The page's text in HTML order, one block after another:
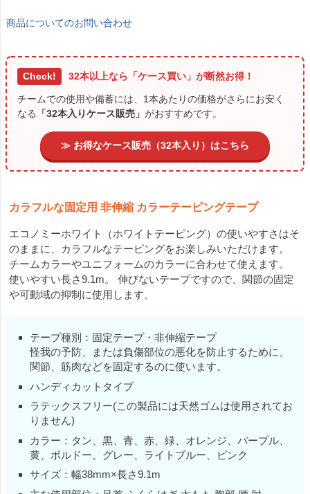
商品についてのお問い合わせ
Check! 32本以上なら「ケース買い」が断然お得！
チームでの使用や備蓄には、1本あたりの価格がさらにお安く
なる
「32本入りケース販売」 がおすすめです。
≫ お得なケース販売（32本入り）はこちら
カラフルな固定用 非伸縮 カラーテーピングテープ
エコノミーホワイト（ホワイトテーピング）の使いやすさはそ
のままに、カラフルなテーピングをお楽しみいただけます。
チームカラーやユニフォームのカラーに合わせて使えます。
使いやすい長さ9.1m。 伸びないテープですので、関節の固定
や可動域の抑制に使用します。
テープ種別：固定テープ・非伸縮テープ
怪我の予防、または負傷部位の悪化を防止するために、
関節、筋肉などを固定するのに使います。
ハンディカットタイプ
ラテックスフリー(この製品には天然ゴムは使用されてお
りません)
カラー：タン、黒、青、赤、緑、オレンジ、パープル、
黄、ボルドー、グレー、ライトブルー、ピンク
サイズ：幅38mm×長さ9.1m